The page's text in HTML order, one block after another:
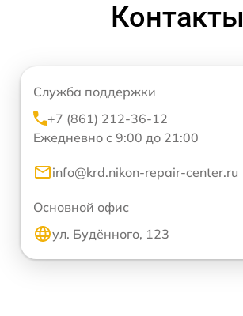
Контакты
Служба поддержки
+7 (861) 212-36-12
Ежедневно с 9:00 до 21:00
info@krd.nikon-repair-center.ru
Основной офис
ул. Будённого, 123